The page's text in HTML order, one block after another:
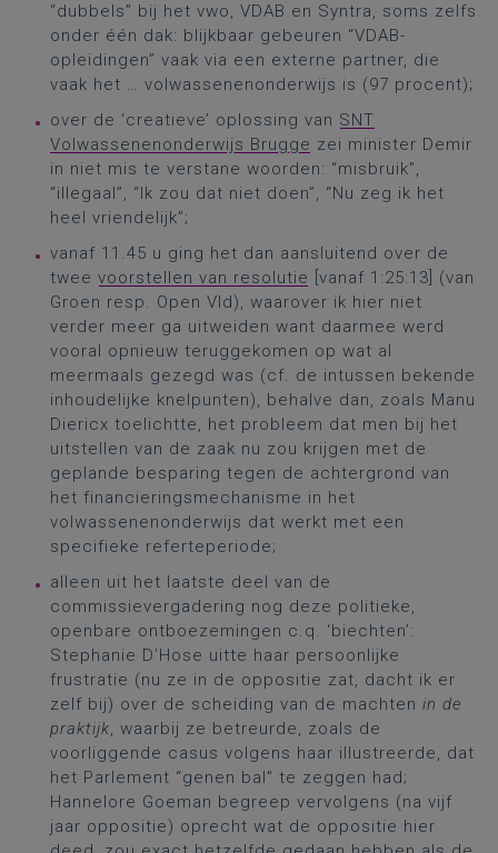
“dubbels” bij het vwo, VDAB en Syntra, soms zelfs
onder één dak: blijkbaar gebeuren “VDAB-
opleidingen” vaak via een externe partner, die
vaak het … volwassenenonderwijs is (97 procent);
over de ‘creatieve’ oplossing van SNT
Volwassenenonderwijs Brugge zei minister Demir
in niet mis te verstane woorden: “misbruik”,
“illegaal”, “Ik zou dat niet doen”, “Nu zeg ik het
heel vriendelijk”;
vanaf 11.45 u ging het dan aansluitend over de
twee voorstellen van resolutie
[vanaf 1:25:13] (van
Groen resp. Open Vld), waarover ik hier niet
verder meer ga uitweiden want daarmee werd
vooral opnieuw teruggekomen op wat al
meermaals gezegd was (cf. de intussen bekende
inhoudelijke knelpunten), behalve dan, zoals Manu
Diericx toelichtte, het probleem dat men bij het
uitstellen van de zaak nu zou krijgen met de
geplande besparing tegen de achtergrond van
het financieringsmechanisme in het
volwassenenonderwijs dat werkt met een
specifieke referteperiode;
alleen uit het laatste deel van de
commissievergadering nog deze politieke,
openbare ontboezemingen c.q. ‘biechten’:
Stephanie D’Hose uitte haar persoonlijke
frustratie (nu ze in de oppositie zat, dacht ik er
zelf bij) over de scheiding van de machten in de
praktijk, waarbij ze betreurde, zoals de
voorliggende casus volgens haar illustreerde, dat
het Parlement “genen bal” te zeggen had;
Hannelore Goeman begreep vervolgens (na vijf
jaar oppositie) oprecht wat de oppositie hier